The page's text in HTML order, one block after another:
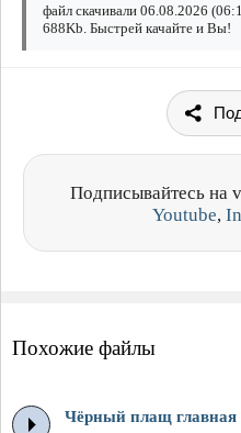
файл скачивали 06.08.2026
688Kb. Быстрей качайте и Вы!
Подписывайтесь на
Youtube,
Похожие файлы
Чёрный плащ главная